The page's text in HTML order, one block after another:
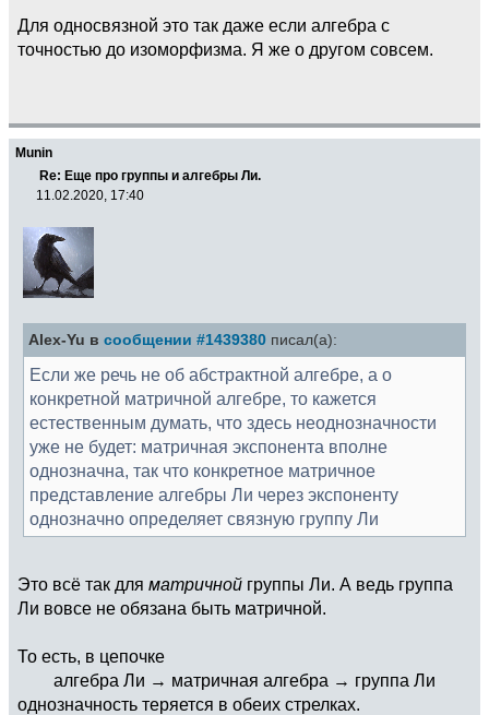
Для односвязной это так даже если алгебра с
точностью до изоморфизма. Я же о другом совсем.
Munin
Re: Еще про группы и алгебры Ли.
11.02.2020, 17:40
Alex-Yu в сообщении #1439380 писал(а):
Если же речь не об абстрактной алгебре, а о
конкретной матричной алгебре, то кажется
естественным думать, что здесь неоднозначности
уже не будет: матричная экспонента вполне
однозначна, так что конкретное матричное
представление алгебры Ли через экспоненту
однозначно определяет связную группу Ли
Это всё так для матричной группы Ли. А ведь группа
Ли вовсе не обязана быть матричной.
То есть, в цепочке
алгебра Ли → матричная алгебра → группа Ли
однозначность теряется в обеих стрелках.